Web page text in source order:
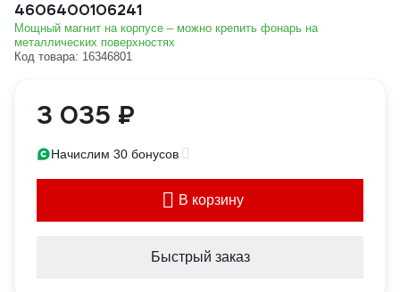
4606400106241
Мощный магнит на корпусе – можно крепить фонарь на
металлических поверхностях
Код товара: 16346801
3 035 ₽
Начислим 30 бонусов
В корзину
Быстрый заказ